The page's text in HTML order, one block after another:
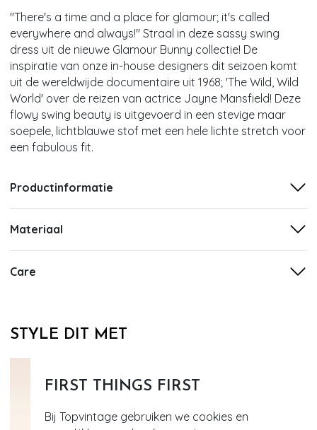
FIRST THINGS FIRST
Bij Topvintage gebruiken we cookies en
''There's a time and a place for glamour; it's called
everywhere and always!'' Straal in deze sassy swing
dress uit de nieuwe Glamour Bunny collectie! De
inspiratie van onze in-house designers dit seizoen komt
uit de wereldwijde documentaire uit 1968; 'The Wild, Wild
World' over de reizen van actrice Jayne Mansfield! Deze
flowy swing beauty is uitgevoerd in een stevige maar
soepele, lichtblauwe stof met een hele lichte stretch voor
een fabulous fit.
Productinformatie
Materiaal
Care
STYLE DIT MET